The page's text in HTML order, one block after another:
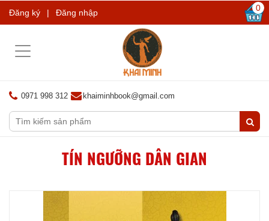
Đăng ký | Đăng nhập 0
Toggle
0971 998 312 khaiminhbook@gmail.com
TÍN NGƯỠNG DÂN GIAN